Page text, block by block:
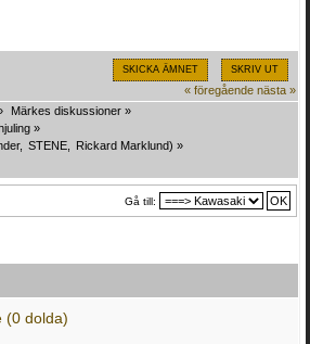
SKICKA ÄMNET SKRIV UT
« föregående nästa »
Märkes diskussioner »
»
, STENE Rickard Marklund) »
Gå till:
(0 dolda)